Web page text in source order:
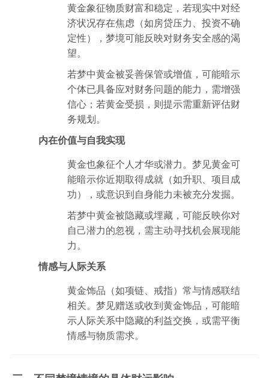
黄金象征物质财富和稳定，若现实中对经
济状况存在焦虑（如房贷压力、投资不确
定性），梦境可能反映对财务安全感的渴
望。
若梦中黄金被妥善保管或增值，可能暗示
个体已具备应对财务问题的能力，需增强
信心；若黄金受损，则提示需重新评估财
务规划。
内在价值与自我实现
黄金也象征个人才华或潜力。梦见黄金可
能暗示你近期取得成就（如升职、项目成
功），或意识到自身能力未被充分发掘。
若梦中黄金被隐藏或埋藏，可能反映你对
自己潜力的忽视，需主动寻找机会展现能
力。
情感与人际关系
黄金饰品（如项链、戒指）常与情感联结
相关。梦见赠送或收到黄金饰品，可能暗
示人际关系中隐藏的利益交换，或需平衡
情感与物质需求。